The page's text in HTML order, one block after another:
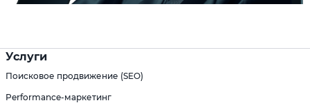
Услуги
Поисковое продвижение (SEO)
Performance-маркетинг